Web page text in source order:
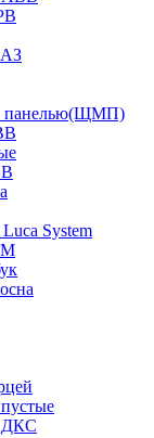
панелью(ЩМП)
System
ДКС